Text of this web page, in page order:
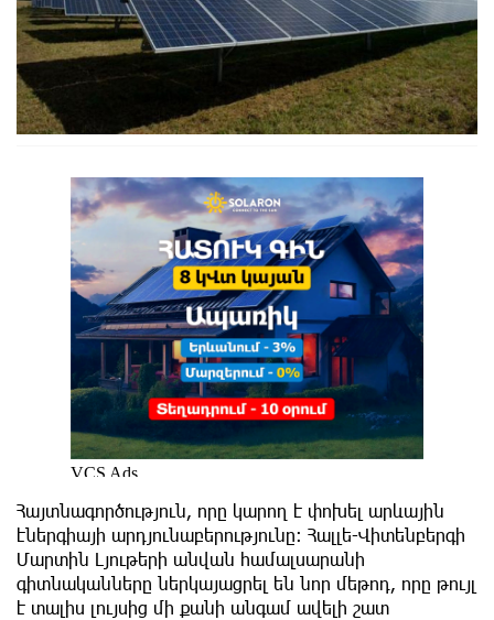
Հայտնագործություն, որը կարող է փոխել արևային
էներգիայի արդյունաբերությունը: Հալլե-Վիտենբերգի
Մարտին Լյութերի անվան համալսարանի
գիտնականները ներկայացրել են նոր մեթոդ, որը թույլ
է տալիս լույսից մի քանի անգամ ավելի շատ